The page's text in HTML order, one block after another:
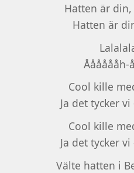
Hatten är
Hatten är
Ååååååh-
Cool kille
Ja det tycker
Cool kille
Ja det tycker
Välte hatten i